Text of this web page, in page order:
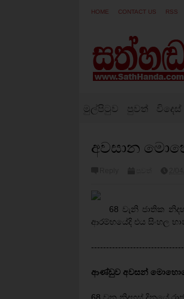
HOME CONTACT US RSS
මුල්පිටුව පුවත් විදෙස්
අවසාන
68 වැනි ජාතික
ආරම්භයේදි එය සිංහල
ආණ්ඩුව අවසන්